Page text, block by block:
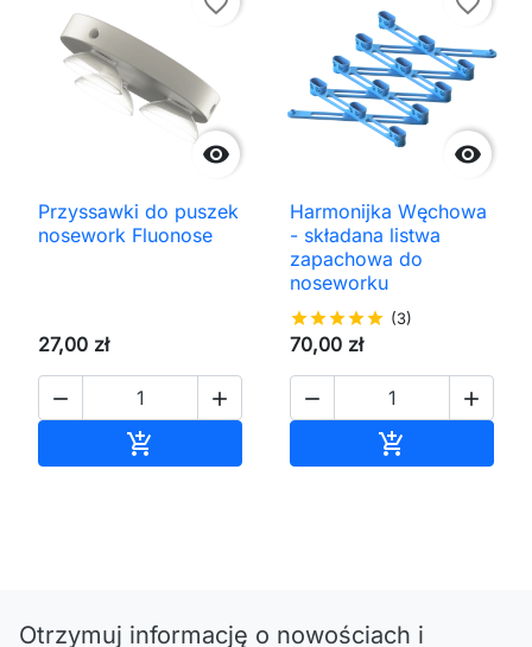

Przyssawki do puszek
nosework Fluonose
27,00 zł
 


Harmonijka Węchowa
- składana listwa
zapachowa do
noseworku
starstarstarstarstar (3)
70,00 zł
 

Otrzymuj informację o nowościach i